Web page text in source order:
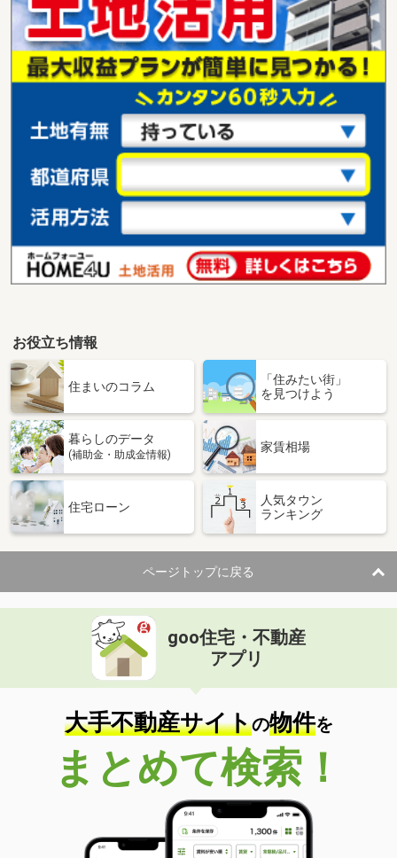
お役立ち情報
住まいのコラム
「住みたい街」
を見つけよう
暮らしのデータ
(補助金・助成金情報)
家賃相場
住宅ローン
人気タウン
ランキング
ページトップに戻る
goo住宅・不動産
アプリ
大手不動産サイトの物件を
まとめて検索！